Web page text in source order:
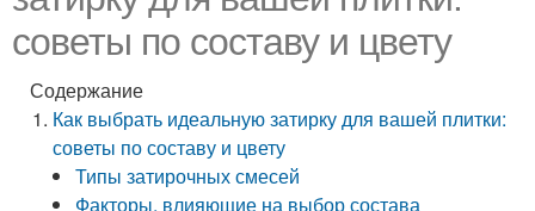
советы по составу и цвету
Содержание
Как выбрать идеальную затирку для вашей плитки:
советы по составу и цвету
Типы затирочных смесей
Факторы, влияющие на выбор состава